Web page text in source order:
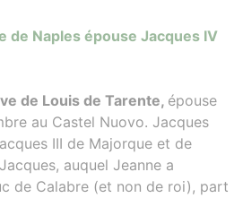
de Naples épouse Jacques IV
de Louis de Tarente, épouse
au Castel Nuovo. Jacques
III de Majorque et de
auquel Jeanne a
de Calabre (et non de roi), part